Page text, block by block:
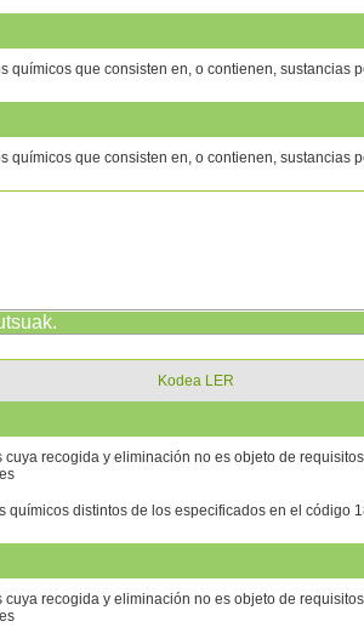
químicos que consisten en, o contienen, sustancias
químicos que consisten en, o contienen, sustancias
.
Kodea LER
cuya recogida y eliminación no es objeto de
químicos distintos de los especificados en el código
cuya recogida y eliminación no es objeto de